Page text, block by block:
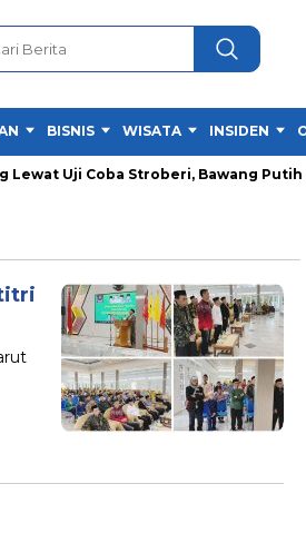
BISNIS WISATA INSIDEN
Uji Coba Stroberi, Bawang Putih